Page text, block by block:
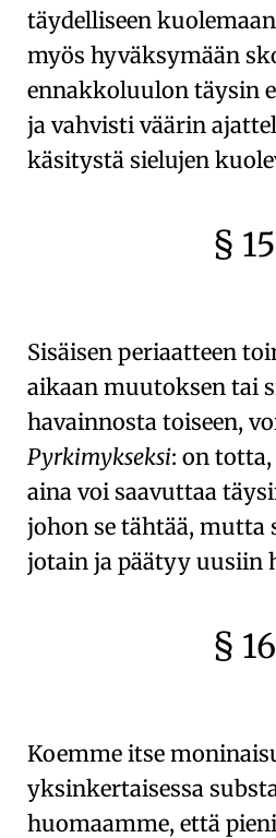
täydelliseen
myös hyväksymään
ennakkoluulon täysin
ja vahvisti väärin
käsitystä sielujen
§ 15
Sisäisen periaatteen
aikaan muutoksen tai
havainnosta toiseen,
Pyrkimykseksi: on
aina voi saavuttaa
johon se tähtää, mutta
jotain ja päätyy uusiin
§ 16
Koemme itse
yksinkertaisessa
huomaamme, että